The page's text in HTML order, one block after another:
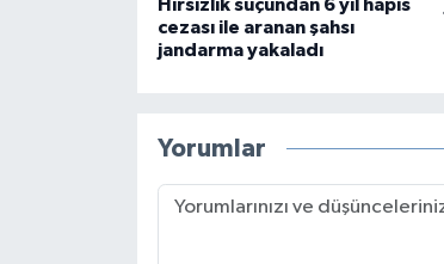
Hırsızlık suçundan 6 yıl hapis
cezası ile aranan şahsı
jandarma yakaladı
Yorumlar